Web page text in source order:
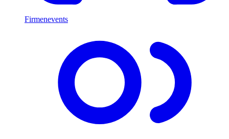
Firmenevents